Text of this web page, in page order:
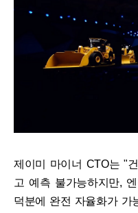
제이미 마이너 CTO는 "
고 예측 불가능하지만,
덕분에 완전 자율화가 가